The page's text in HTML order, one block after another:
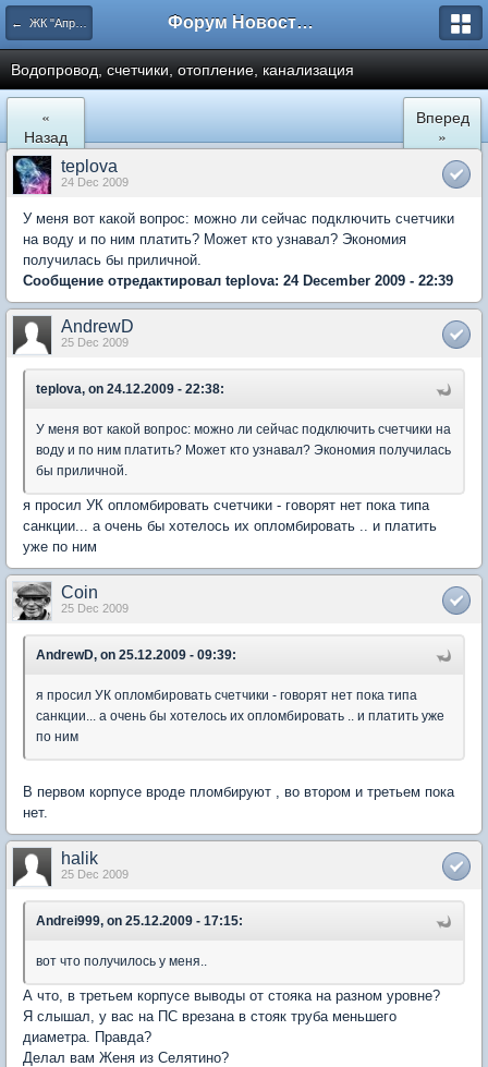
← ЖК "Апрелевский". Ремонт квартир и обустройство. Форум Новостройки
Водопровод, счетчики, отопление, канализация
«
Назад
Вперед
»
teplova
24 Dec 2009
У меня вот какой вопрос: можно ли сейчас подключить счетчики
на воду и по ним платить? Может кто узнавал? Экономия
получилась бы приличной.
Сообщение отредактировал teplova: 24 December 2009 - 22:39
AndrewD
25 Dec 2009
teplova, on 24.12.2009 - 22:38:
У меня вот какой вопрос: можно ли сейчас подключить счетчики на
воду и по ним платить? Может кто узнавал? Экономия получилась
бы приличной.
я просил УК опломбировать счетчики - говорят нет пока типа
санкции... а очень бы хотелось их опломбировать .. и платить
уже по ним
Coin
25 Dec 2009
AndrewD, on 25.12.2009 - 09:39:
я просил УК опломбировать счетчики - говорят нет пока типа
санкции... а очень бы хотелось их опломбировать .. и платить уже
по ним
В первом корпусе вроде пломбируют , во втором и третьем пока
нет.
halik
25 Dec 2009
Andrei999, on 25.12.2009 - 17:15:
вот что получилось у меня..
А что, в третьем корпусе выводы от стояка на разном уровне?
Я слышал, у вас на ПС врезана в стояк труба меньшего
диаметра. Правда?
Делал вам Женя из Селятино?